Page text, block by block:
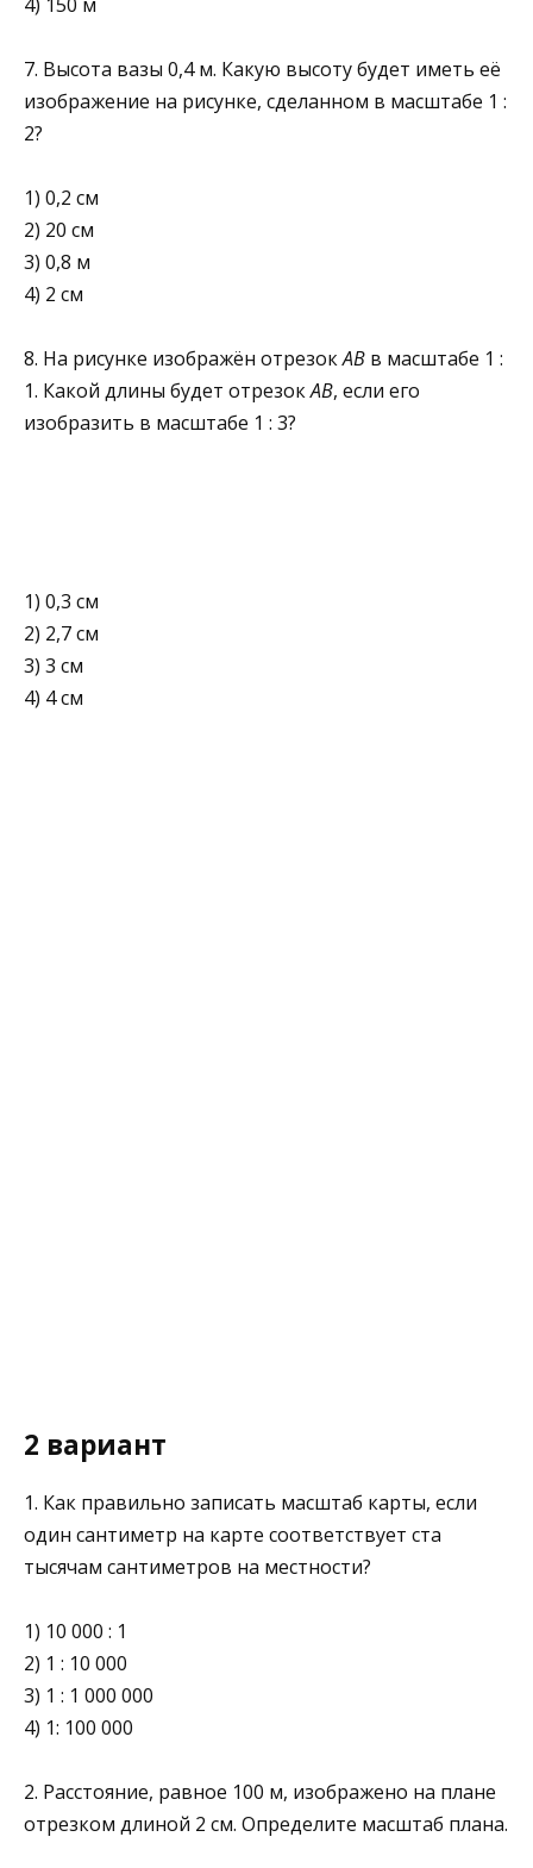
7. Высота вазы 0,4 м. Какую высоту будет иметь её
изображение на рисунке, сделанном в масштабе 1 :
2?
1) 0,2 см
2) 20 см
3) 0,8 м
4) 2 см
8. На рисунке изображён отрезокАВ в масштабе 1 :
1. Какой длины будет отрезокАВ, если его
изобразить в масштабе 1 : 3?
2) 2,7 см
3) 3 см
4) 4 см
2 вариант
один сантиметр на карте соответствует ста
тысячам сантиметров на местности?
2) 1 : 10 000
3) 1 : 1 000 000
4) 1: 100 000
отрез­ком длиной 2 см. Определите масштаб плана.